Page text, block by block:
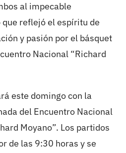
al impecable
reflejó el espíritu de
y pasión por el básquet
Nacional “Richard
este domingo con la
del Encuentro Nacional
Moyano”. Los partidos
de las 9:30 horas y se